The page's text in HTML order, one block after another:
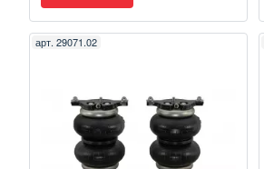
арт. 29071.02